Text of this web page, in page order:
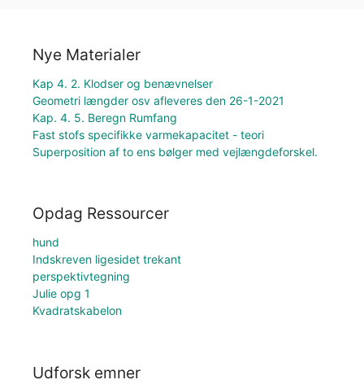
Nye Materialer
Kap 4. 2. Klodser og benævnelser
Geometri længder osv afleveres den 26-1-2021
Kap. 4. 5. Beregn Rumfang
Fast stofs specifikke varmekapacitet - teori
Superposition af to ens bølger med vejlængdeforskel.
Opdag Ressourcer
hund
Indskreven ligesidet trekant
perspektivtegning
Julie opg 1
Kvadratskabelon
Udforsk emner